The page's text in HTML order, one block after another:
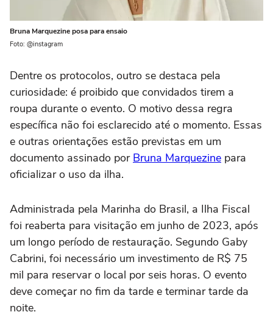
Bruna Marquezine posa para ensaio
Foto: @instagram
Dentre os protocolos, outro se destaca pela
curiosidade: é proibido que convidados tirem a
roupa durante o evento. O motivo dessa regra
específica não foi esclarecido até o momento. Essas
e outras orientações estão previstas em um
documento assinado por Bruna Marquezine para
oficializar o uso da ilha.
Administrada pela Marinha do Brasil, a Ilha Fiscal
foi reaberta para visitação em junho de 2023, após
um longo período de restauração. Segundo Gaby
Cabrini, foi necessário um investimento de R$ 75
mil para reservar o local por seis horas. O evento
deve começar no fim da tarde e terminar tarde da
noite.